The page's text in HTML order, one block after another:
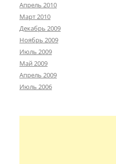
Апрель 2010
Март 2010
Декабрь 2009
Ноябрь 2009
Июль 2009
Май 2009
Апрель 2009
Июль 2006